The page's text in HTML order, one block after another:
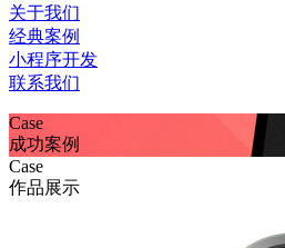
关于我们
经典案例
小程序开发
联系我们
Case
成功案例
Case
作品展示